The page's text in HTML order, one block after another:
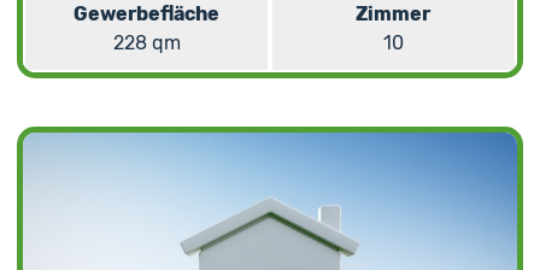
Gewerbefläche
228 qm
Zimmer
10